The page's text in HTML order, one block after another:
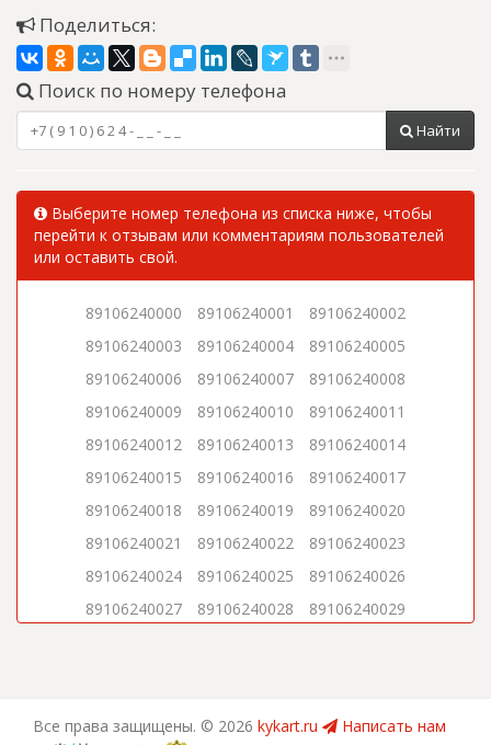
Поделиться:
Поиск по номеру телефона
Найти
Выберите номер телефона из списка ниже, чтобы
перейти к отзывам или комментариям пользователей
или оставить свой.
89106240000 89106240001
89106240002
89106240003
89106240004
89106240005
89106240006
89106240007
89106240008
89106240009
89106240010
89106240011
89106240012
89106240013
89106240014
89106240015
89106240016
89106240017
89106240018
89106240019
89106240020
89106240021
89106240022
89106240023
89106240024
89106240025
89106240026
89106240027
89106240028
89106240029
89106240039
89106240040 89106240041
Все права защищены. © 2026 kykart.ru Написать нам